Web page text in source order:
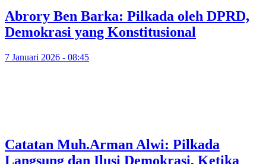
Abrory Ben Barka: Pilkada oleh DPRD,
Demokrasi yang Konstitusional
7 Januari 2026 - 08:45
Catatan Muh.Arman Alwi: Pilkada
Langsung dan Ilusi Demokrasi, Ketika